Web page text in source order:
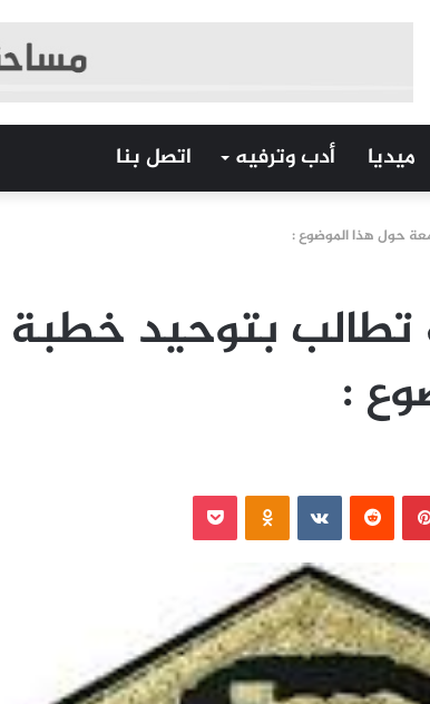
ميديا أدب وترفيه اتصل بنا
حول هذا الموضوع :
تطالب بتوحيد خطبة
:
بينتيريست